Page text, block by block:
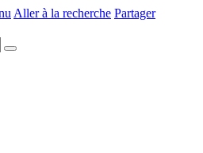
Aller à la recherche Partager